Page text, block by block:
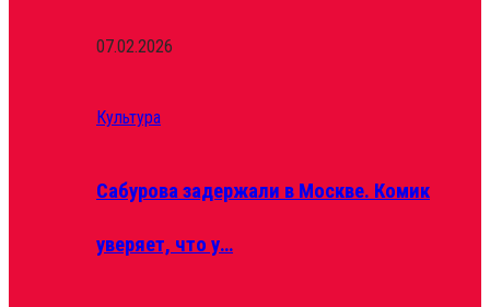
07.02.2026
Культура
Сабурова задержали в Москве. Комик
уверяет, что у…